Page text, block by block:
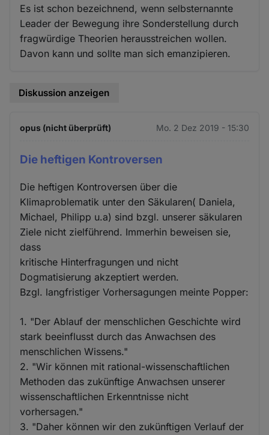
Es ist schon bezeichnend, wenn selbsternannte
Leader der Bewegung ihre Sonderstellung durch
fragwürdige Theorien herausstreichen wollen.
Davon kann und sollte man sich emanzipieren.
Diskussion anzeigen
opus (nicht überprüft) Mo. 2 Dez 2019 - 15:30
Die heftigen Kontroversen
Die heftigen Kontroversen über die
Klimaproblematik unter den Säkularen( Daniela,
Michael, Philipp u.a) sind bzgl. unserer säkularen
Ziele nicht zielführend. Immerhin beweisen sie,
dass
kritische Hinterfragungen und nicht
Dogmatisierung akzeptiert werden.
Bzgl. langfristiger Vorhersagungen meinte Popper:
1. "Der Ablauf der menschlichen Geschichte wird
stark beeinflusst durch das Anwachsen des
menschlichen Wissens."
2. "Wir können mit rational-wissenschaftlichen
Methoden das zukünftige Anwachsen unserer
wissenschaftlichen Erkenntnisse nicht
vorhersagen."
3. "Daher können wir den zukünftigen Verlauf der